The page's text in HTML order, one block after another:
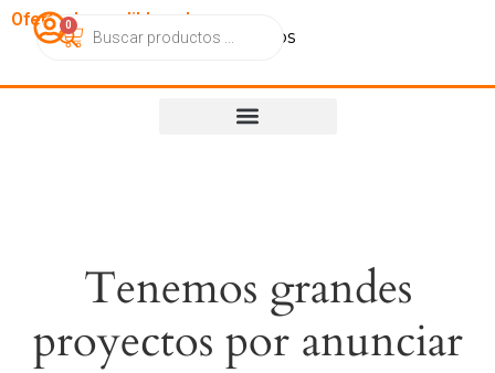
OfertasImperdibles.cl
CatálogoContactoNosotros
0
Tenemos grandes
proyectos por anunciar